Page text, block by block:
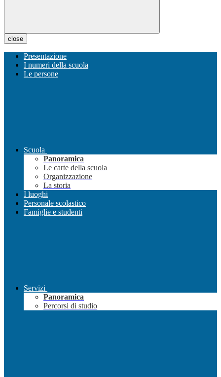
close
Presentazione
I numeri della scuola
Le persone
Scuola
Panoramica
Le carte della scuola
Organizzazione
La storia
I luoghi
Personale scolastico
Famiglie e studenti
Servizi
Panoramica
Percorsi di studio